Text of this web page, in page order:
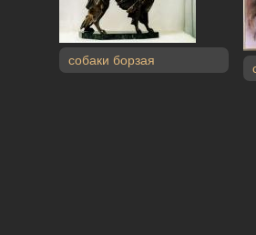
собаки борзая